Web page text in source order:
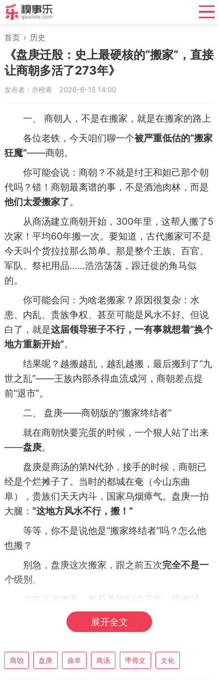
首页 › 历史
《盘庚迁殷：史上最硬核的“搬家”，直接
让商朝多活了273年》
发布者：亦橙希 2026-6-15 14:00
一、 商朝人，不是在搬家，就是在搬家的路上
各位老铁，今天咱们聊一个被严重低估的“搬家
狂魔”——商朝。
你可能会说：商朝？不就是纣王和妲己那个朝
代吗？错！商朝最离谱的事，不是酒池肉林，而是
他们太爱搬家了。
从商汤建立商朝开始，300年里，这帮人搬了5
次家！平均60年搬一次。要知道，古代搬家可不是
今天叫个货拉拉那么简单。那是整个王族、百官、
军队、祭祀用品……浩浩荡荡，跟迁徙的角马似
的。
你可能会问：为啥老搬家？原因很复杂：水
患、内乱、贵族争权、甚至可能是风水不好。但说
白了，就是这届领导班子不行，一有事就想着“换个
地方重新开始”。
结果呢？越搬越乱，越乱越搬，最后搬到了“九
世之乱”——王族内部杀得血流成河，商朝差点提
前“退市”。
二、 盘庚——商朝版的“搬家终结者”
就在商朝快要完蛋的时候，一个狠人站了出来
——盘庚。
盘庚是商汤的第N代孙，接手的时候，商朝已
经是个烂摊子了。当时的都城在奄（今山东曲
阜），贵族们天天内斗，国家乌烟瘴气。盘庚一拍
大腿： “这地方风水不行，搬！”
等等，你不是说他是“搬家终结者”吗？怎么他
也搬？
别急，盘庚这次搬家，跟之前五次完全不是一
个级别。
之前五次搬家，都是贵族们说了算，想搬就
搬，跟闹着玩似的。但盘庚这次，是
里，你说搬就搬？”“搬去殷？那破地方鸟不拉屎，
展开全文
商朝 盘庚 曲阜 商汤 甲骨文 文化